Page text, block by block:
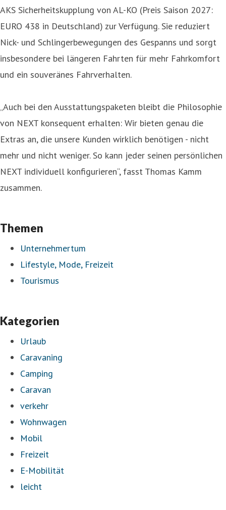
AKS Sicherheitskupplung von AL-KO (Preis Saison 2027:
EURO 438 in Deutschland) zur Verfügung. Sie reduziert
Nick- und Schlingerbewegungen des Gespanns und sorgt
insbesondere bei längeren Fahrten für mehr Fahrkomfort
und ein souveränes Fahrverhalten.
„Auch bei den Ausstattungspaketen bleibt die Philosophie
von NEXT konsequent erhalten: Wir bieten genau die
Extras an, die unsere Kunden wirklich benötigen - nicht
mehr und nicht weniger. So kann jeder seinen persönlichen
NEXT individuell konfigurieren“, fasst Thomas Kamm
zusammen.
Themen
Unternehmertum
Lifestyle, Mode, Freizeit
Tourismus
Kategorien
Urlaub
Caravaning
Camping
Caravan
verkehr
Wohnwagen
Mobil
Freizeit
E-Mobilität
leicht